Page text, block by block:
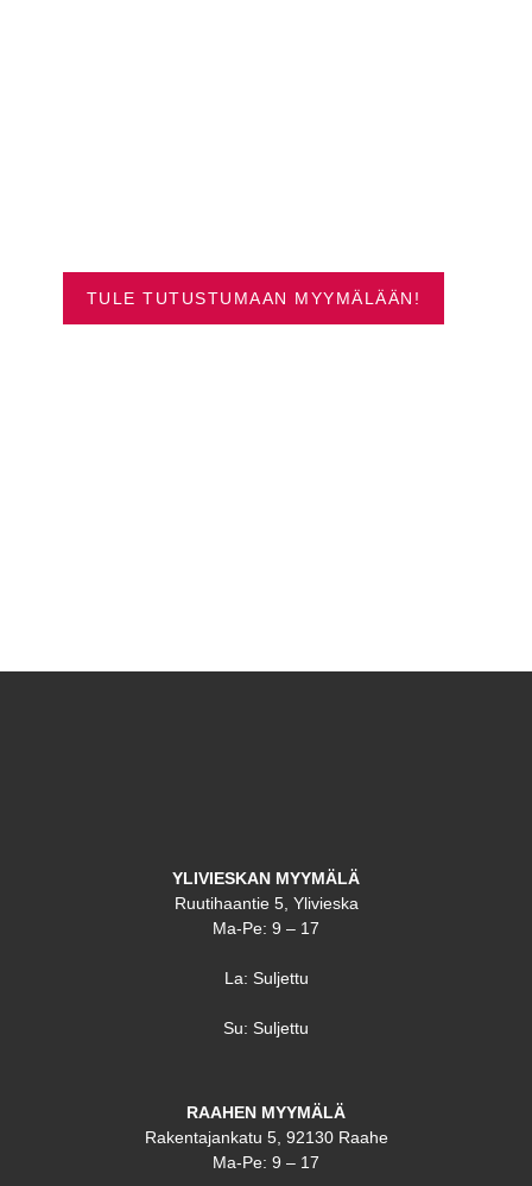
TULE TUTUSTUMAAN MYYMÄLÄÄN!
YLIVIESKAN MYYMÄLÄ
Ruutihaantie 5, Ylivieska
Ma-Pe: 9 – 17
La: Suljettu
Su: Suljettu
RAAHEN MYYMÄLÄ
Rakentajankatu 5, 92130 Raahe
Ma-Pe: 9 – 17